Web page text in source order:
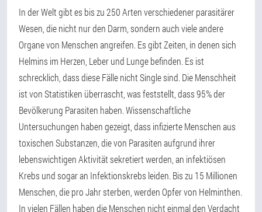
In der Welt gibt es bis zu 250 Arten verschiedener parasitärer
Wesen, die nicht nur den Darm, sondern auch viele andere
Organe von Menschen angreifen. Es gibt Zeiten, in denen sich
Helmins im Herzen, Leber und Lunge befinden. Es ist
schrecklich, dass diese Fälle nicht Single sind. Die Menschheit
ist von Statistiken überrascht, was feststellt, dass 95% der
Bevölkerung Parasiten haben. Wissenschaftliche
Untersuchungen haben gezeigt, dass infizierte Menschen aus
toxischen Substanzen, die von Parasiten aufgrund ihrer
lebenswichtigen Aktivität sekretiert werden, an infektiösen
Krebs und sogar an Infektionskrebs leiden. Bis zu 15 Millionen
Menschen, die pro Jahr sterben, werden Opfer von Helminthen.
In vielen Fällen haben die Menschen nicht einmal den Verdacht